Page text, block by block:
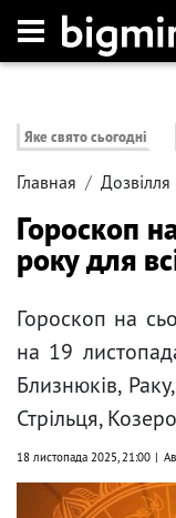
Яке свято сьогодні
Главная Дозвілля
Гороскоп
року для
Гороскоп на
на 19
Близнюків,
Стрільця,
18 листопада 2025, 21:00